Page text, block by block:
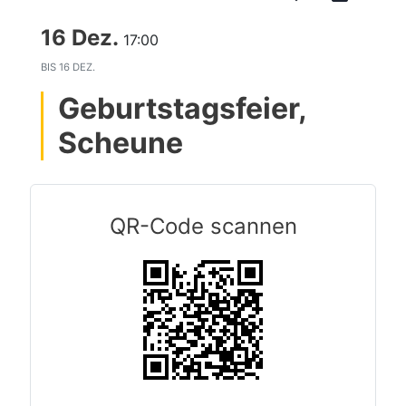
16 Dez. 17:00
BIS 16 DEZ.
Geburtstagsfeier,
Scheune
QR-Code scannen